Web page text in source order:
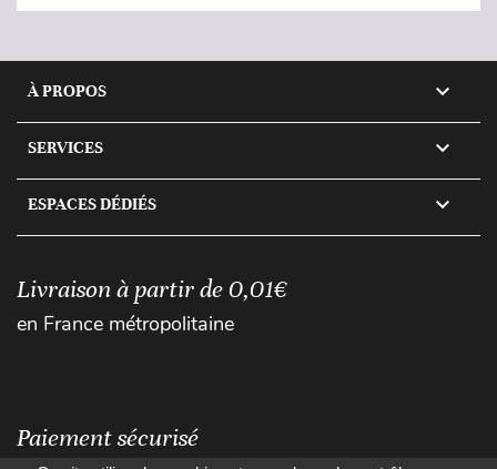
À PROPOS 
SERVICES 
ESPACES DÉDIÉS 
Livraison à partir de 0,01€
en France métropolitaine
Paiement sécurisé